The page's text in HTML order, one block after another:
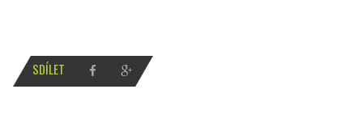
SDÍLET